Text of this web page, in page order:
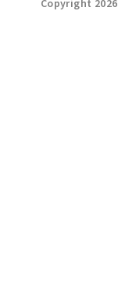
Copyright 2026